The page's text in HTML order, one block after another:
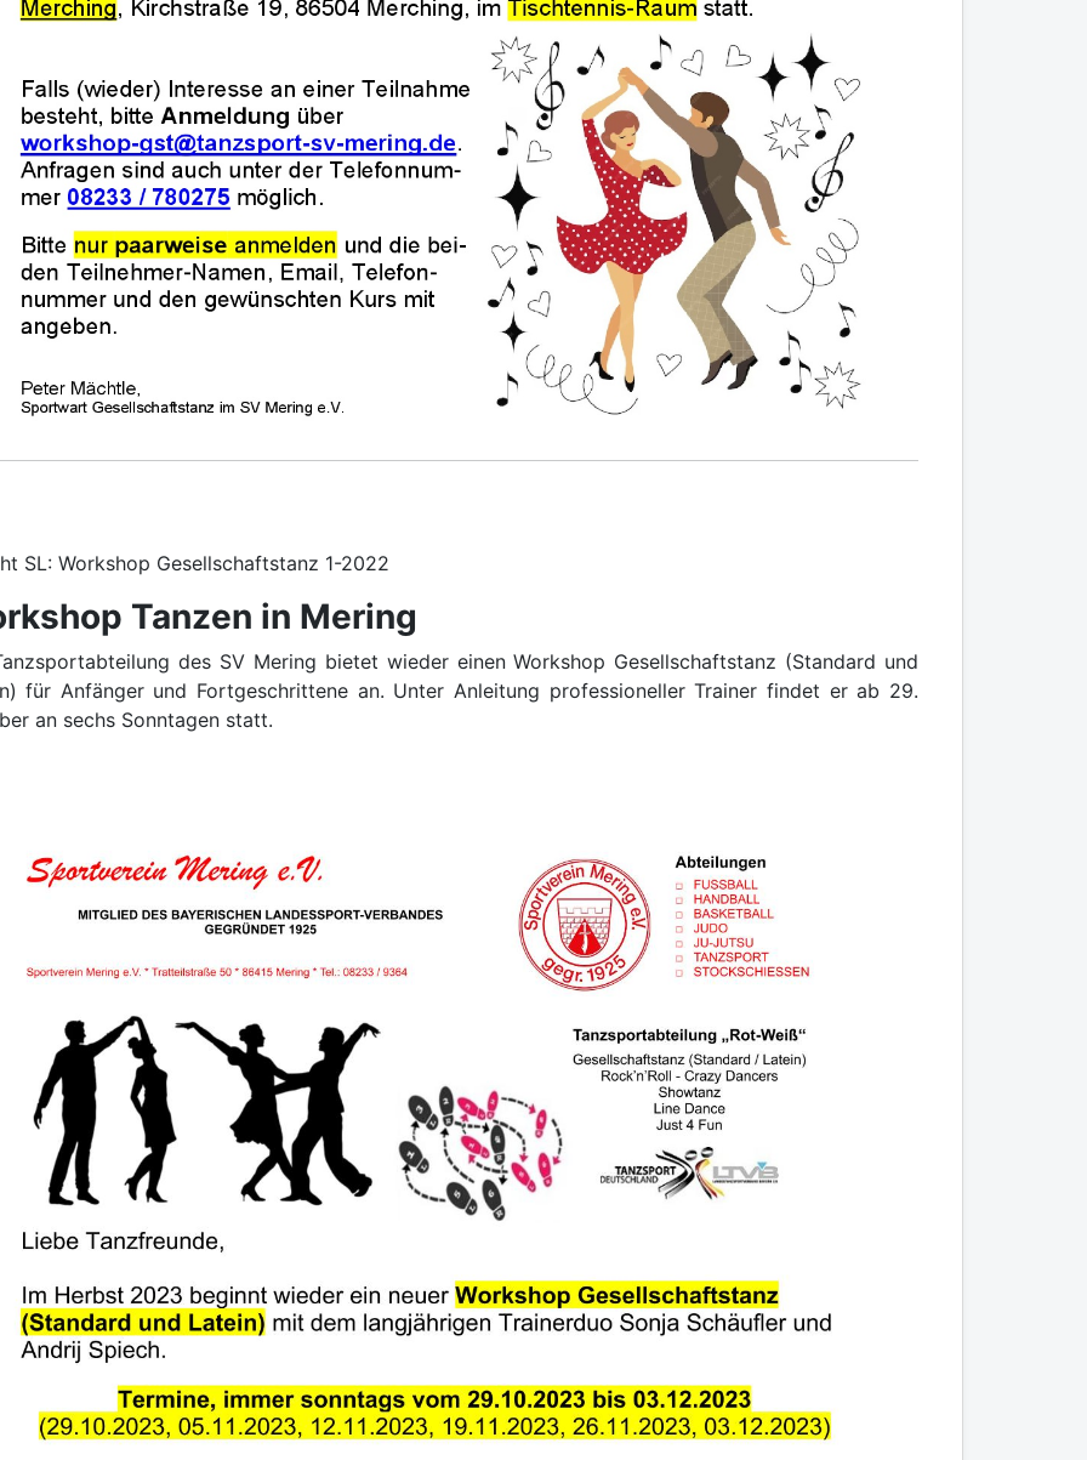
SL: Workshop Gesellschaftstanz 1-2022
Tanzen in Mering
des SV Mering bietet wieder einen Workshop Gesellschaftstanz (Standard und
für Anfänger und Fortgeschrittene an. Unter Anleitung professioneller Trainer findet er ab 29.
an sechs Sonntagen statt.